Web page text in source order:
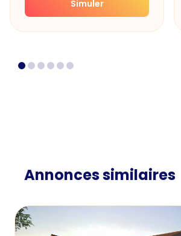
Simuler
Annonces similaires